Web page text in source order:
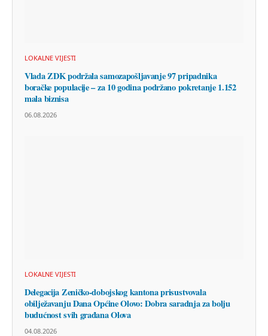
LOKALNE VIJESTI
Vlada ZDK podržala samozapošljavanje 97 pripadnika
boračke populacije – za 10 godina podržano pokretanje 1.152
mala biznisa
06.08.2026
LOKALNE VIJESTI
Delegacija Zeničko-dobojskog kantona prisustvovala
obilježavanju Dana Općine Olovo: Dobra saradnja za bolju
budućnost svih građana Olova
04.08.2026